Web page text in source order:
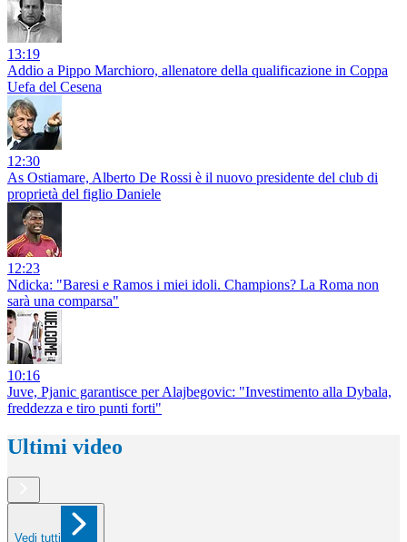
13:19
Addio a Pippo Marchioro, allenatore della qualificazione in Coppa
Uefa del Cesena
12:30
As Ostiamare, Alberto De Rossi è il nuovo presidente del club di
proprietà del figlio Daniele
12:23
Ndicka: "Baresi e Ramos i miei idoli. Champions? La Roma non
sarà una comparsa"
10:16
Juve, Pjanic garantisce per Alajbegovic: "Investimento alla Dybala,
freddezza e tiro punti forti"
Ultimi video
Vedi tutti